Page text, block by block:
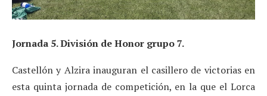
Jornada 5. División de Honor grupo 7.
Castellón y Alzira inauguran el casillero de victorias en
esta quinta jornada de competición, en la que el Lorca